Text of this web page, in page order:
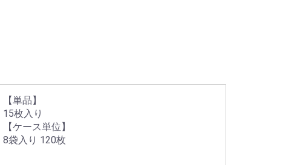
【単品】
15枚入り
【ケース単位】
8袋入り 120枚